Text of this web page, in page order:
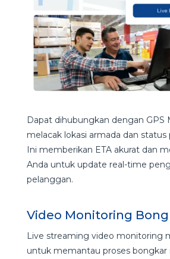
Dapat dihubungkan dengan GPS
melacak lokasi armada dan status
Ini memberikan ETA akurat dan
Anda untuk update real-time
pelanggan.
Video Monitoring
Live streaming video monitoring
untuk memantau proses bongkar